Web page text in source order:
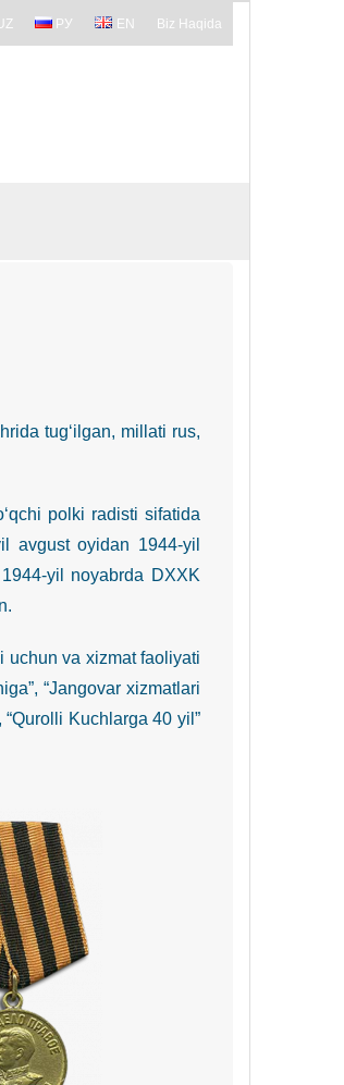
РУ EN Biz Haqida
tug‘ilgan, millati rus,
polki radisti sifatida
avgust oyidan 1944-yil
yil noyabrda DXXK
va xizmat faoliyati
“Jangovar xizmatlari
“Qurolli Kuchlarga 40 yil”